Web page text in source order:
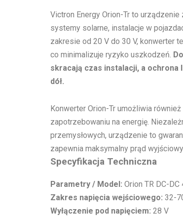
Victron Energy Orion-Tr to
systemy solarne, instalacje w
zakresie od 20 V do 30 V, konwerter
co minimalizuje ryzyko uszkodzeń.
skracają czas instalacji, a ochrona
dół.
Konwerter Orion-Tr umożliwia
zapotrzebowaniu na energię.
przemysłowych, urządzenie to
zapewnia maksymalny prąd
Specyfikacja Techniczna
Parametry / Model: Orion TR DC-
Zakres napięcia wejściowego: 32-
Wyłączenie pod napięciem: 28 V